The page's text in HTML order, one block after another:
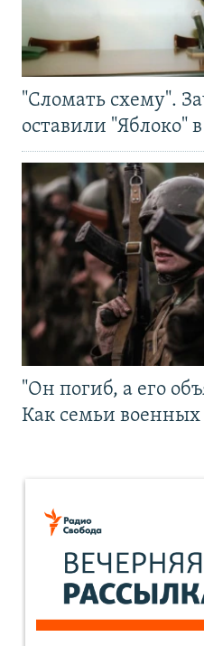
"Сломать схему".
оставили "Яблоко"
"Он погиб, а его
Как семьи